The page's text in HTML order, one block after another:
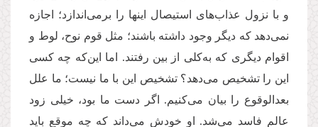
و با نزول عذاب‌های استیصال اینها را برمی‌اندازد؛ اجازه
نمی‌دهد كه دیگر وجود داشته باشند؛ مثل قوم نوح، لوط و
اقوام دیگری كه به‌كلی از بین رفتند. اما این‌که چه كسی
این را تشخیص می‌دهد؟ تشخیص‌ این با ما نیست؛ ما علل
بعدالوقوع را بیان می‌كنیم. اگر دست ما بود، خیلی زود
عالم فاسد می‌شد. او خودش می‌داند كه چه موقع باید